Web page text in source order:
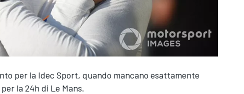
per la Idec Sport, quando mancano esattamente
la 24h di Le Mans.